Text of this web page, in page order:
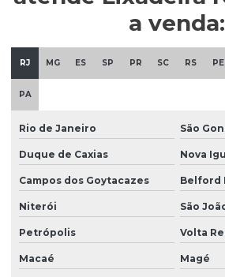
Pistolas de sucção
Pistolas para Tanque de Pressão
Tanque de pressão para pintura com
Tanques de Pressão para pintura
Válvula de esfera
a venda:
RJ MG ES SP PR SC RS PE
PA
Rio de Janeiro São
Duque de Caxias Nova
Campos dos Goytacazes Belford
Niterói São
Petrópolis Volta
Macaé Magé